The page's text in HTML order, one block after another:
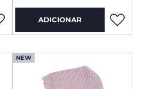
ADICIONAR
NEW